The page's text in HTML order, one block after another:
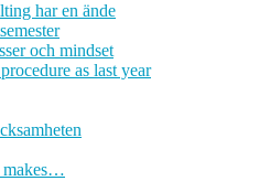
har en ände
och mindset
as last year
makes…